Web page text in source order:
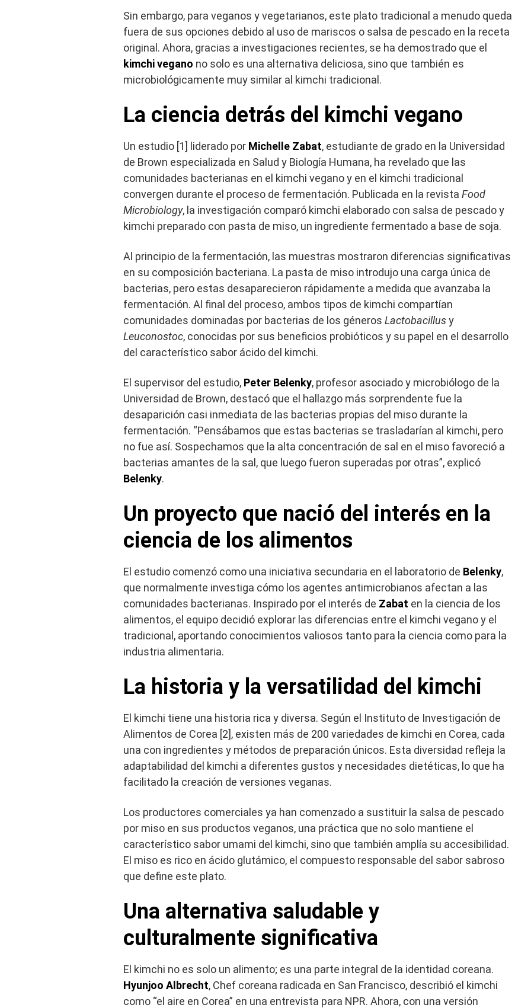
Sin embargo, para veganos y vegetarianos, este plato tradicional a menudo queda
fuera de sus opciones debido al uso de mariscos o salsa de pescado en la receta
original. Ahora, gracias a investigaciones recientes, se ha demostrado que el
kimchi vegano no solo es una alternativa deliciosa, sino que también es
microbiológicamente muy similar al kimchi tradicional.
La ciencia detrás del kimchi vegano
Un estudio [1] liderado por Michelle Zabat, estudiante de grado en la Universidad
de Brown especializada en Salud y Biología Humana, ha revelado que las
comunidades bacterianas en el kimchi vegano y en el kimchi tradicional
convergen durante el proceso de fermentación. Publicada en la revista Food
Microbiology, la investigación comparó kimchi elaborado con salsa de pescado y
kimchi preparado con pasta de miso, un ingrediente fermentado a base de soja.
Al principio de la fermentación, las muestras mostraron diferencias significativas
en su composición bacteriana. La pasta de miso introdujo una carga única de
bacterias, pero estas desaparecieron rápidamente a medida que avanzaba la
fermentación. Al final del proceso, ambos tipos de kimchi compartían
comunidades dominadas por bacterias de los géneros Lactobacillusy
Leuconostoc, conocidas por sus beneficios probióticos y su papel en el desarrollo
del característico sabor ácido del kimchi.
El supervisor del estudio, Peter Belenky, profesor asociado y microbiólogo de la
Universidad de Brown, destacó que el hallazgo más sorprendente fue la
desaparición casi inmediata de las bacterias propias del miso durante la
fermentación. “Pensábamos que estas bacterias se trasladarían al kimchi, pero
no fue así. Sospechamos que la alta concentración de sal en el miso favoreció a
bacterias amantes de la sal, que luego fueron superadas por otras”, explicó
Belenky.
Un proyecto que nació del interés en la
ciencia de los alimentos
El estudio comenzó como una iniciativa secundaria en el laboratorio de Belenky,
que normalmente investiga cómo los agentes antimicrobianos afectan a las
comunidades bacterianas. Inspirado por el interés de Zabat en la ciencia de los
alimentos, el equipo decidió explorar las diferencias entre el kimchi vegano y el
tradicional, aportando conocimientos valiosos tanto para la ciencia como para la
industria alimentaria.
La historia y la versatilidad del kimchi
El kimchi tiene una historia rica y diversa. Según el Instituto de Investigación de
Alimentos de Corea [2], existen más de 200 variedades de kimchi en Corea, cada
una con ingredientes y métodos de preparación únicos. Esta diversidad refleja la
adaptabilidad del kimchi a diferentes gustos y necesidades dietéticas, lo que ha
facilitado la creación de versiones veganas.
Los productores comerciales ya han comenzado a sustituir la salsa de pescado
por miso en sus productos veganos, una práctica que no solo mantiene el
característico sabor umami del kimchi, sino que también amplía su accesibilidad.
El miso es rico en ácido glutámico, el compuesto responsable del sabor sabroso
que define este plato.
Una alternativa saludable y
culturalmente significativa
El kimchi no es solo un alimento; es una parte integral de la identidad coreana.
Hyunjoo Albrecht, Chef coreana radicada en San Francisco, describió el kimchi
como “el aire en Corea” en una entrevista para NPR. Ahora, con una versión